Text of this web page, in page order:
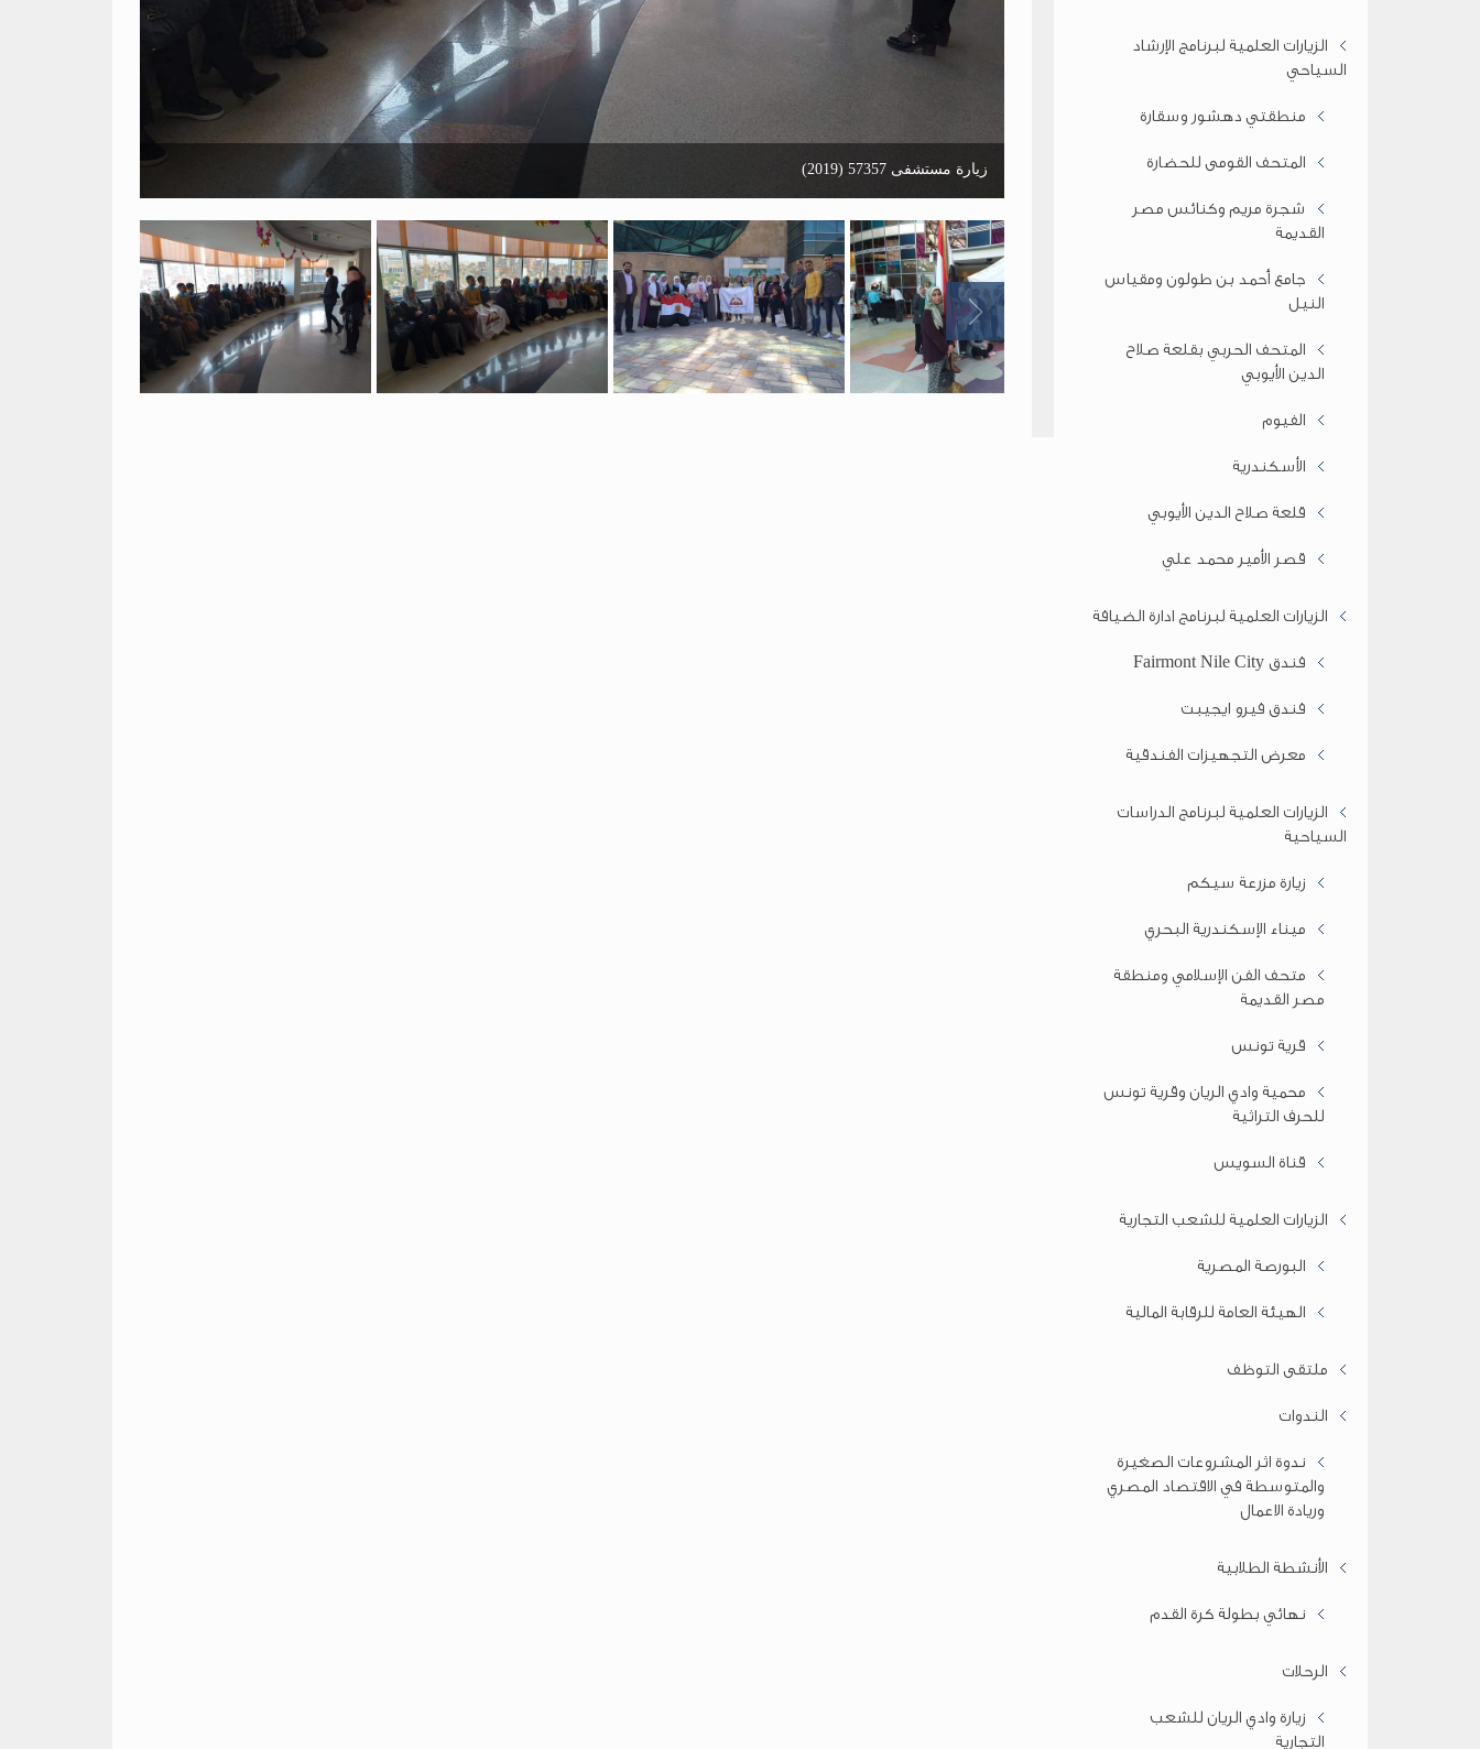
الزيارات العلمية لبرنامج الإرشاد
السياحي
منطقتي دهشور وسقارة
المتحف القومى للحضارة
شجرة مريم وكنائس مصر
القديمة
جامع أحمد بن طولون ومقياس
النيل
المتحف الحربي بقلعة صلاح
الدين الأيوبي
الفيوم
الأسكندرية
قلعة صلاح الدين الأيوبي
قصر الأمير محمد علي
الزيارات العلمية لبرنامج ادارة الضيافة
فندق Fairmont Nile City
فندق فيرو ايجيبت
معرض التجهيزات الفندقية
الزيارات العلمية لبرنامج الدراسات
السياحية
زيارة مزرعة سيكم
ميناء الإسكندرية البحري
متحف الفن الإسلامي ومنطقة
مصر القديمة
قرية تونس
محمية وادي الريان وقرية تونس
للحرف التراثية
قناة السويس
الزيارات العلمية للشعب التجارية
البورصة المصرية
الهيئة العامة للرقابة المالية
ملتقى التوظف
الندوات
ندوة اثر المشروعات الصغيرة
والمتوسطة في الاقتصاد المصري
وريادة الاعمال
الأنشطة الطلابية
نهائي بطولة كرة القدم
الرحلات
زيارة وادي الريان للشعب
التجارية
زيارة مستشفى 57357 (2019)